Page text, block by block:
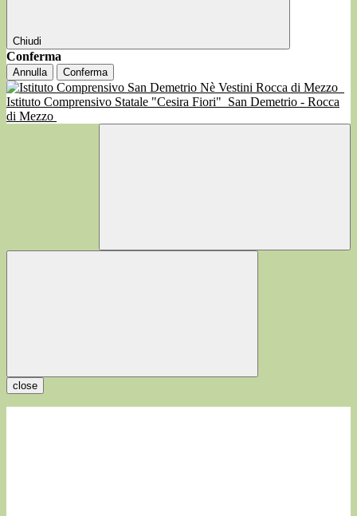
Chiudi
Conferma
Annulla Conferma
Istituto Comprensivo Statale "Cesira Fiori" San Demetrio - Rocca
di Mezzo
close